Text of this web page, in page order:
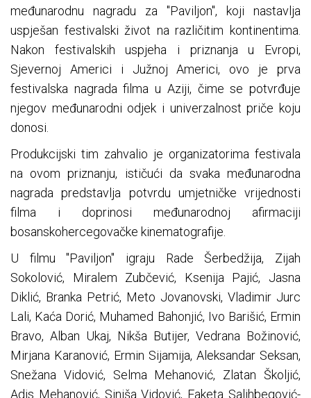
međunarodnu nagradu za "Paviljon", koji nastavlja
uspješan festivalski život na različitim kontinentima.
Nakon festivalskih uspjeha i priznanja u Evropi,
Sjevernoj Americi i Južnoj Americi, ovo je prva
festivalska nagrada filma u Aziji, čime se potvrđuje
njegov međunarodni odjek i univerzalnost priče koju
donosi.
Produkcijski tim zahvalio je organizatorima festivala
na ovom priznanju, ističući da svaka međunarodna
nagrada predstavlja potvrdu umjetničke vrijednosti
filma i doprinosi međunarodnoj afirmaciji
bosanskohercegovačke kinematografije.
U filmu "Paviljon" igraju Rade Šerbedžija, Zijah
Sokolović, Miralem Zubčević, Ksenija Pajić, Jasna
Diklić, Branka Petrić, Meto Jovanovski, Vladimir Jurc
Lali, Kaća Dorić, Muhamed Bahonjić, Ivo Barišić, Ermin
Bravo, Alban Ukaj, Nikša Butijer, Vedrana Božinović,
Mirjana Karanović, Ermin Sijamija, Aleksandar Seksan,
Snežana Vidović, Selma Mehanović, Zlatan Školjić,
Adis Mehanović, Siniša Vidović, Faketa Salihbegović-